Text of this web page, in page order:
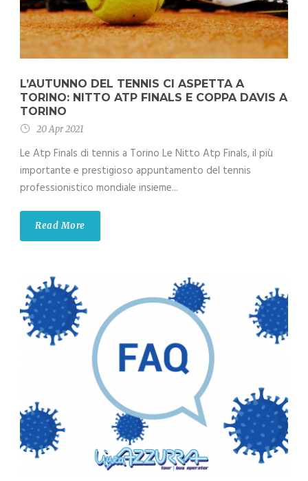
L’AUTUNNO DEL TENNIS CI ASPETTA A
TORINO: NITTO ATP FINALS E COPPA DAVIS A
TORINO
20 Apr 2021
Le Atp Finals di tennis a Torino Le Nitto Atp Finals, il più
importante e prestigioso appuntamento del tennis
professionistico mondiale insieme...
Read More